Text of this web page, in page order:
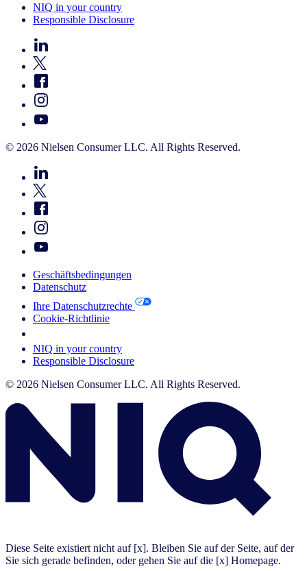
NIQ in your country
Responsible Disclosure
© 2026 Nielsen Consumer LLC. All Rights Reserved.
Geschäftsbedingungen
Datenschutz
Ihre Datenschutzrechte
Cookie-Richtlinie
NIQ in your country
Responsible Disclosure
© 2026 Nielsen Consumer LLC. All Rights Reserved.
Diese Seite existiert nicht auf [x]. Bleiben Sie auf der Seite, auf der
Sie sich gerade befinden, oder gehen Sie auf die [x] Homepage.